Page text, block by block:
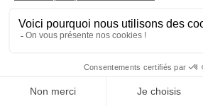
340 Route des Sorbiers CS 84374
Déconnexion Mon